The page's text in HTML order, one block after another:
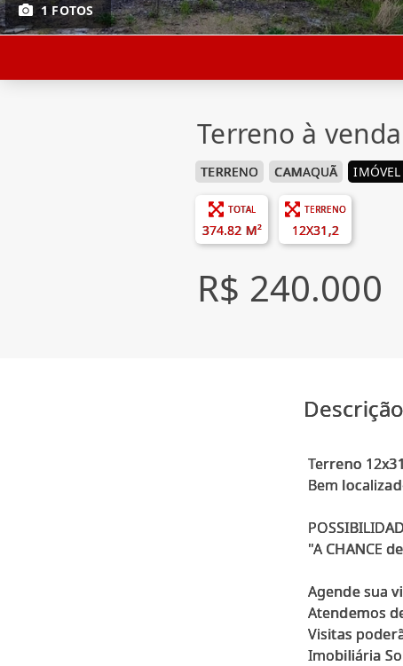
1 FOTOS
Terreno à
TERRENO CAMAQUÃ
TOTAL
374.82 M²
TERRENO
12X31,2
R$ 240.000
Descrição
Terreno
Bem
"A CHANCE
Agende sua
Atendemos
Visitas
Imobiliária